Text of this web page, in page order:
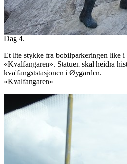
Dag 4.
Et lite stykke fra bobilparkeringen like i
«Kvalfangaren». Statuen skal heidra
kvalfangststasjonen i Øygarden.
«Kvalfangaren»